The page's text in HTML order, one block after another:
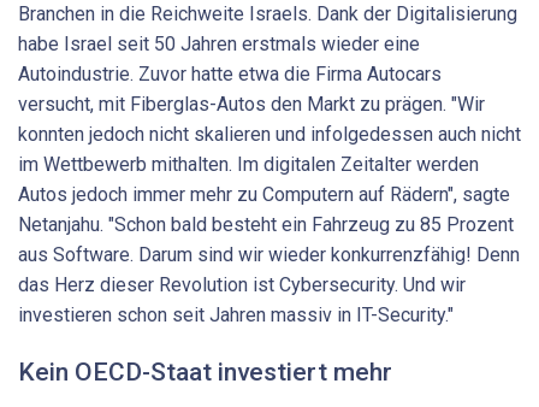
Branchen in die Reichweite Israels. Dank der Digitalisierung
habe Israel seit 50 Jahren erstmals wieder eine
Autoindustrie. Zuvor hatte etwa die Firma Autocars
versucht, mit Fiberglas-Autos den Markt zu prägen. "Wir
konnten jedoch nicht skalieren und infolgedessen auch nicht
im Wettbewerb mithalten. Im digitalen Zeitalter werden
Autos jedoch immer mehr zu Computern auf Rädern", sagte
Netanjahu. "Schon bald besteht ein Fahrzeug zu 85 Prozent
aus Software. Darum sind wir wieder konkurrenzfähig! Denn
das Herz dieser Revolution ist Cybersecurity. Und wir
investieren schon seit Jahren massiv in IT-Security."
Kein OECD-Staat investiert mehr